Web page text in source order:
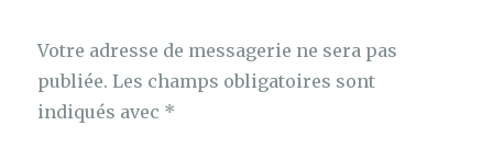
Votre adresse de messagerie ne sera pas
publiée. Les champs obligatoires sont
indiqués avec *